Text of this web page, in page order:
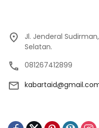
Jl. Jenderal
Selatan.
081267412899